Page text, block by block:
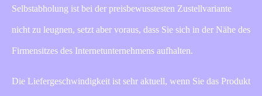
Selbstabholung ist bei der preisbewusstesten Zustellvariante
nicht zu leugnen, setzt aber voraus, dass Sie sich in der Nähe des
Firmensitzes des Internetunternehmens aufhalten.
Die Liefergeschwindigkeit ist sehr aktuell, wenn Sie das Produkt